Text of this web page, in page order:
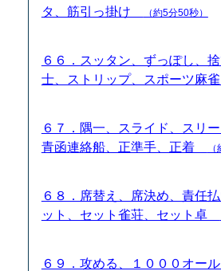
タ、筋引っ掛け
（約5分50秒）
６６．スッタン、ずっぽし、
士、ストリップ、スポーツ麻
６７．隅一、スライド、スリ
青函連絡船、正準手、正着
６８．席替え、席決め、責任
ット、セット雀荘、セット卓
６９．攻める、１０００オー